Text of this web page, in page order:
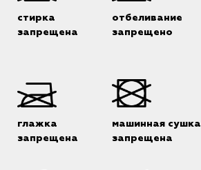
стирка
запрещена
отбеливание
запрещено
глажка
запрещена
машинная сушка
запрещена